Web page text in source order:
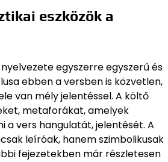
eszközök a
egyszerre egyszerű és
ebben a versben is közvetlen,
van mély jelentéssel. A költő
metaforákat, amelyek
a vers hangulatát, jelentését. A
leíróak, hanem szimbolikusak
fejezetekben már részletesen